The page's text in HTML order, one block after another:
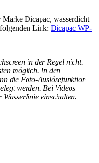
Dicapac, wasserdicht
Link: Dicapac WP-
in der Regel nicht.
möglich. In den
die Foto-Auslösefunktion
werden. Bei Videos
einschalten.